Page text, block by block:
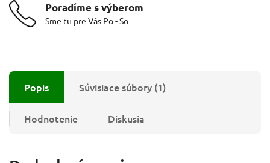
Poradíme s výberom
Sme tu pre Vás Po - So
Popis Súvisiace súbory (1)
Hodnotenie Diskusia